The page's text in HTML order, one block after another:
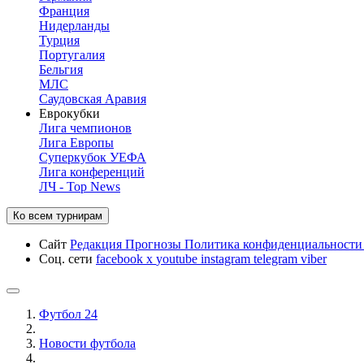
Франция
Нидерланды
Турция
Португалия
Бельгия
МЛС
Саудовская Аравия
Еврокубки
Лига чемпионов
Лига Европы
Суперкубок УЕФА
Лига конференций
ЛЧ - Top News
Ко всем турнирам
Сайт Редакция Прогнозы Политика конфиденциальности
Соц. сети facebook x youtube instagram telegram viber
Футбол 24
Новости футбола